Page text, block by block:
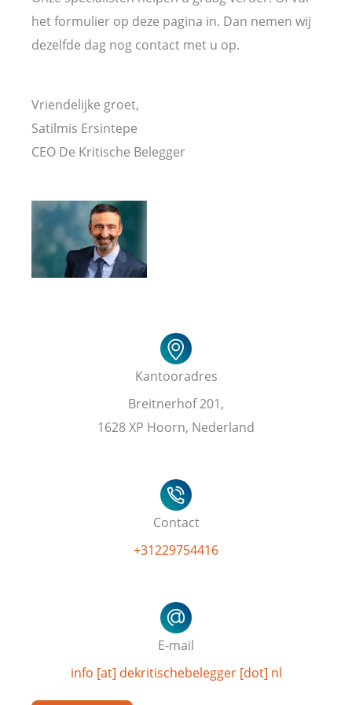
het formulier op deze pagina in. Dan nemen wij
dezelfde dag nog contact met u op.
Vriendelijke groet,
Satilmis Ersintepe
CEO De Kritische Belegger
Kantooradres
Breitnerhof 201,
1628 XP Hoorn, Nederland
Contact
+31229754416
E-mail
info [at] dekritischebelegger [dot] nl